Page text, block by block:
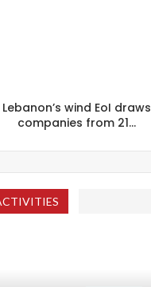
Lebanon’s wind EoI draws
companies from 21…